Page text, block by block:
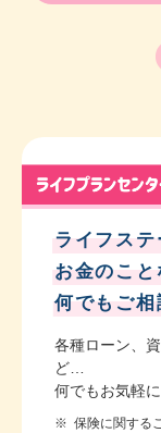
ライフステ
お金のこと
何でもご相
各種ローン、
ど…
何でもお気軽
※ 保険に関する